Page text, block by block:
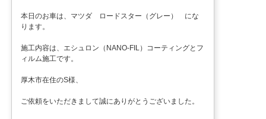
本日のお車は、マツダ ロードスター（グレー） にな
ります。
施工内容は、エシュロン（NANO-FIL）コーティングとフ
ィルム施工です。
厚木市在住のS様、
ご依頼をいただきまして誠にありがとうございました。